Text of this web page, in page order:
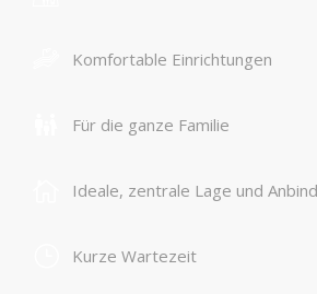
Komfortable Einrichtungen
Für die ganze Familie
Ideale, zentrale Lage und
Kurze Wartezeit